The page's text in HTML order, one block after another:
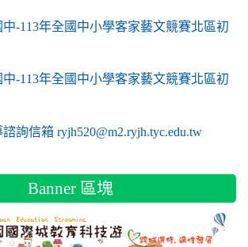
tyc.entry.edu.tw/NoExamImitate_TL/
-113年全國中小學客家藝文競賽北區初
tyc.entry.edu.tw/NoExamImitate_TL/
-113年全國中小學客家藝文競賽北區初
NoExamImitate_TL/
詢信箱 ryjh520@m2.ryjh.tyc.edu.tw
Banner 區塊